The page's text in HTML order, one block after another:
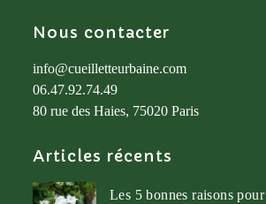
Nous contacter
info@cueilletteurbaine.com
06.47.92.74.49
80 rue des Haies, 75020 Paris
Articles récents
Les 5 bonnes raisons